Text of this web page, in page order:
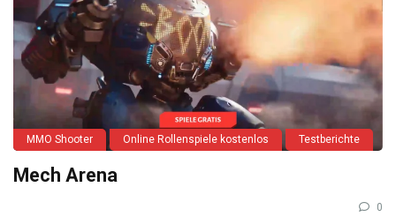
MMO Shooter Online Rollenspiele kostenlos Testberichte
Mech Arena
0